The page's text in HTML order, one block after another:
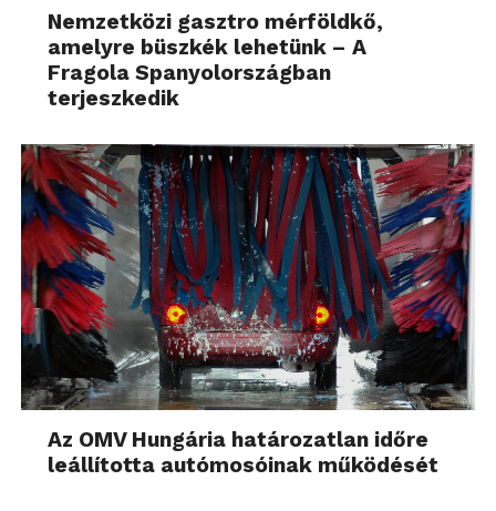
Nemzetközi gasztro mérföldkő,
amelyre büszkék lehetünk – A
Fragola Spanyolországban
terjeszkedik
Az OMV Hungária határozatlan időre
leállította autómosóinak működését